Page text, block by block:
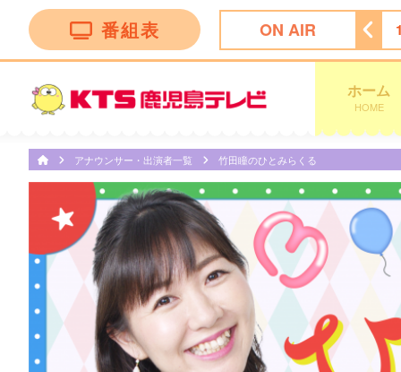
番組表 ON AIR
9:00 ノンストップ！ チェック！かごしま
ホーム
HOME
アナウンサー・出演者一覧 竹田瞳のひとみらくる